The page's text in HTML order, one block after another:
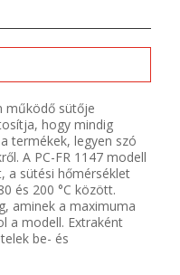
működő sütője
hogy mindig
termékek, legyen szó
A PC-FR 1147 modell
a sütési hőmérséklet
és 200 °C között.
aminek a maximuma
a modell. Extraként
be- és